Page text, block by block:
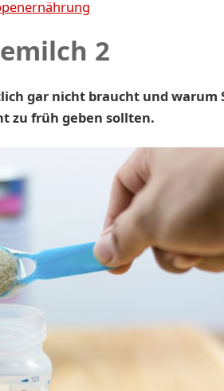
2
gar nicht braucht und warum
zu früh geben sollten.